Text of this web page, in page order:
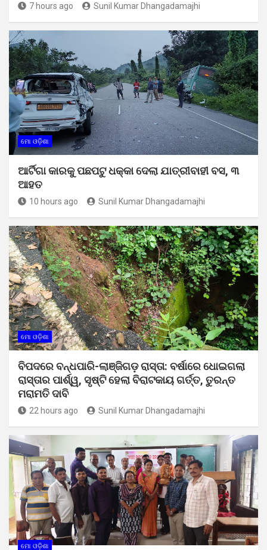
7 hours ago Sunil Kumar Dhangadamajhi
ମୋ ଓଡ଼ିଶା
ଆର୍ଟିଗା କାରକୁ ପଛପଟୁ ଧକ୍କା ଦେଲା ଯାତ୍ରୀବାହୀ ବସ, ୩
ଆହତ
10 hours ago Sunil Kumar Dhangadamajhi
ମୋ ଓଡ଼ିଶା
ବିପଦରେ ବନ୍ଧପାରି-ଲାଞ୍ଜିଗଡ଼ ରାସ୍ତା: ବର୍ଷାରେ ଧୋଇଗଲା
ରାସ୍ତାର ପାର୍ଶ୍ୱ, ସୃଷ୍ଟି ହେଲା ବିରାଟକାୟ ଗର୍ତ୍ତ, ତୁରନ୍ତ
ମରାମତି ଦାବି
22 hours ago Sunil Kumar Dhangadamajhi
ମୋ ଓଡ଼ିଶା